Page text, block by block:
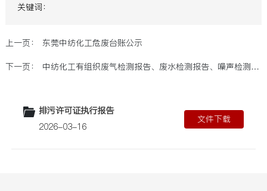
关键词：
上一页：
东莞中纺化工危废台账公示
下一页：
中纺化工有组织废气检测报告、废水检测报告、噪声检测报
排污许可证执行报告
2026-03-16
文件下载